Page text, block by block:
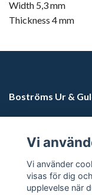
Width 5,3 mm
Thickness 4 mm
Boströms Ur &
Sociala medier
Vi
Vi använder
visas för dig
upplevelse när